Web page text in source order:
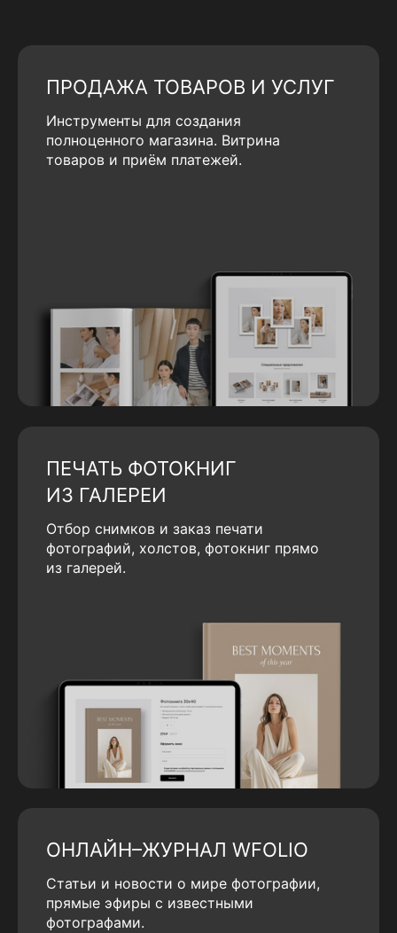
ПРОДАЖА ТОВАРОВ И УСЛУГ
Инструменты для создания
полноценного магазина. Витрина
товаров и приём платежей.
ПЕЧАТЬ ФОТОКНИГ
ИЗ ГАЛЕРЕИ
Отбор снимков и заказ печати
фотографий, холстов, фотокниг прямо
из галерей.
ОНЛАЙН–ЖУРНАЛ WFOLIO
Статьи и новости о мире фотографии,
прямые эфиры с известными
фотографами.